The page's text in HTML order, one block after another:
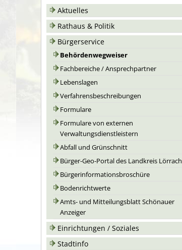
Aktuelles
Rathaus & Politik
Bürgerservice
Behördenwegweiser
Fachbereiche / Ansprechpartner
Lebenslagen
Verfahrensbeschreibungen
Formulare
Formulare von externen
Verwaltungsdienstleistern
Abfall und Grünschnitt
Bürger-Geo-Portal des Landkreis Lörrach
Bürgerinformationsbroschüre
Bodenrichtwerte
Amts- und Mitteilungsblatt Schönauer
Anzeiger
Einrichtungen / Soziales
Stadtinfo